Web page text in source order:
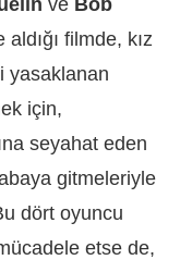
filmde, kız
yasaklanan
için,
seyahat eden
gitmeleriyle
dört oyuncu
etse de,